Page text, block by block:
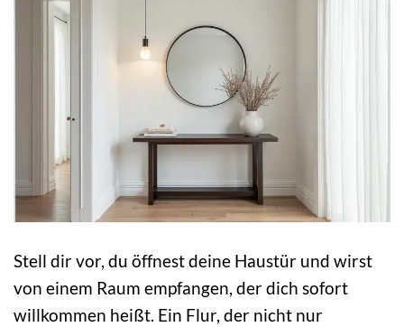
Stell dir vor, du öffnest deine Haustür und wirst
von einem Raum empfangen, der dich sofort
willkommen heißt. Ein Flur, der nicht nur